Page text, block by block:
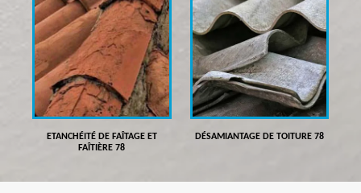
ETANCHÉITÉ DE FAÎTAGE ET
FAÎTIÈRE 78
DÉSAMIANTAGE DE TOITURE 78